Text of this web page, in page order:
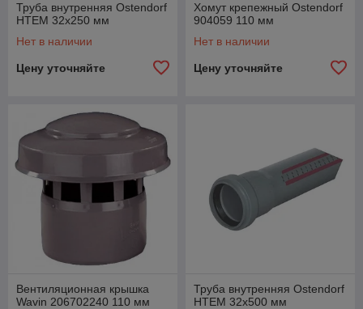
Труба внутренняя Ostendorf
HTEM 32x250 мм
Нет в наличии
Цену уточняйте
Хомут крепежный Ostendorf
904059 110 мм
Нет в наличии
Цену уточняйте
Вентиляционная крышка
Wavin 206702240 110 мм
Труба внутренняя Ostendorf
HTEM 32x500 мм